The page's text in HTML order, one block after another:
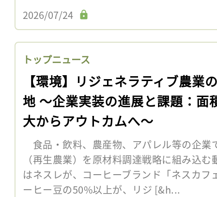
2026/07/24
トップニュース
【環境】リジェネラティブ農業
地 〜企業実装の進展と課題：面
大からアウトカムへ〜
食品・飲料、農産物、アパレル等の企業
（再生農業）を原材料調達戦略に組み込
はネスレが、コーヒーブランド「ネスカフ
ーヒー豆の50%以上が、リジ [&h...